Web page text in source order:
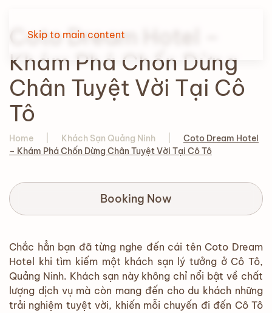
Skip to main content
Coto Dream Hotel –
Khám Phá Chốn Dừng
Chân Tuyệt Vời Tại Cô
Tô
Home Khách Sạn Quảng Ninh
Coto Dream Hotel
– Khám Phá Chốn Dừng Chân Tuyệt Vời Tại Cô Tô
Booking Now
Chắc hẳn bạn đã từng nghe đến cái tên Coto Dream
Hotel khi tìm kiếm một khách sạn lý tưởng ở Cô Tô,
Quảng Ninh. Khách sạn này không chỉ nổi bật về chất
lượng dịch vụ mà còn mang đến cho du khách những
trải nghiệm tuyệt vời, khiến mỗi chuyến đi đến Cô Tô